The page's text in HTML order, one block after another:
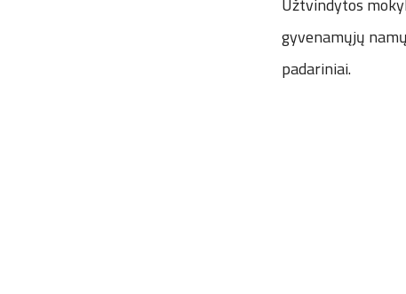
Užtvindytos
gyvenamųjų
padariniai.